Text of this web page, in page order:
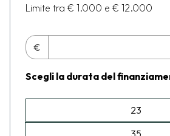
Limite tra € 1.000 e € 12.000
€
Scegli la durata del
23
35